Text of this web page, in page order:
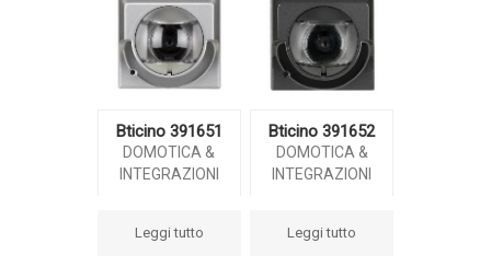
Bticino 391651
DOMOTICA &
INTEGRAZIONI
Leggi tutto
Bticino 391652
DOMOTICA &
INTEGRAZIONI
Leggi tutto